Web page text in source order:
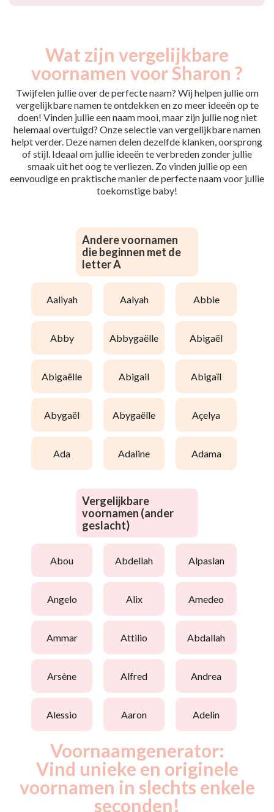
Wat zijn vergelijkbare
voornamen voor Sharon ?
Twijfelen jullie over de perfecte naam? Wij helpen jullie om
vergelijkbare namen te ontdekken en zo meer ideeën op te
doen! Vinden jullie een naam mooi, maar zijn jullie nog niet
helemaal overtuigd? Onze selectie van vergelijkbare namen
helpt verder. Deze namen delen dezelfde klanken, oorsprong
of stijl. Ideaal om jullie ideeën te verbreden zonder jullie
smaak uit het oog te verliezen. Zo vinden jullie op een
eenvoudige en praktische manier de perfecte naam voor jullie
toekomstige baby!
Andere voornamen
die beginnen met de
letter A
aaliyah aalyah abbie
abby abbygaëlle abigaël
abigaëlle abigail abigaïl
abygaël abygaëlle açelya
ada adaline adama
Vergelijkbare
voornamen (ander
geslacht)
abou abdellah alpaslan
angelo alix amedeo
ammar attilio abdallah
arsène alfred andrea
alessio aaron adelin
Voornaamgenerator:
Vind unieke en originele
voornamen in slechts enkele
seconden!